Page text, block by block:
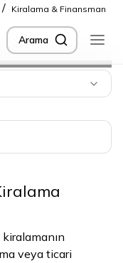
/ Kiralama & Finansman
Arama
veya ticari